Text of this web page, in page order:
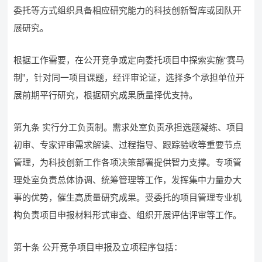
委托等方式组织具备相应研究能力的科技创新智库或团队开
展研究。
根据工作需要，在公开竞争或定向委托项目中探索实施“赛马
制”，针对同一项目课题，经评审论证，选择多个承担单位开
展前期平行研究，根据研究成果质量择优支持。
第九条 实行分工负责制。需求处室负责承担选题凝练、项目
初审、专家评审需求解读、过程指导、跟踪验收等重要节点
管理，为科技创新工作各项决策部署提供智力支撑。专项管
理处室负责总体协调、统筹管理等工作，发挥集中力量办大
事的优势，催生高质量研究成果。受委托的项目管理专业机
构负责项目申报材料形式审查、组织开展评估评审等工作。
第十条 公开竞争项目申报及立项程序包括：